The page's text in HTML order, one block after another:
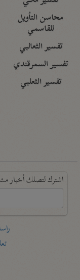
محاسن التأويل
للقاسمي
تفسير الثعالبي
تفسير السمرقندي
تفسير الثعلبي
اشترك لتصلك أخبار